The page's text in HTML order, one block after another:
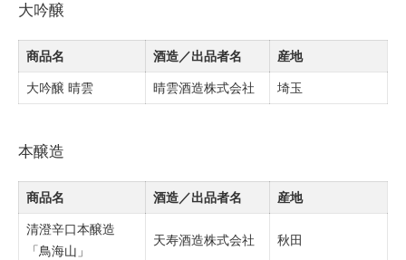
大吟醸
商品名 酒造／出品者名 産地
大吟醸 晴雲 晴雲酒造株式会社 埼玉
本醸造
商品名 酒造／出品者名 産地
清澄辛口本醸造
「鳥海山」
天寿酒造株式会社 秋田